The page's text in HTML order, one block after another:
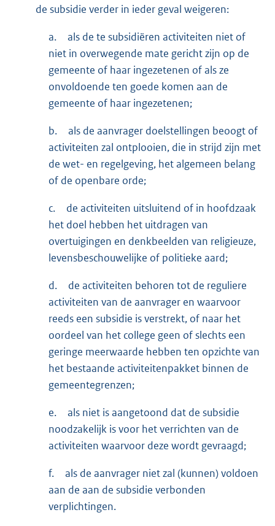
de subsidie verder in ieder geval weigeren:
a.
als de te subsidiëren activiteiten niet of
niet in overwegende mate gericht zijn op de
gemeente of haar ingezetenen of als ze
onvoldoende ten goede komen aan de
gemeente of haar ingezetenen;
b.
als de aanvrager doelstellingen beoogt of
activiteiten zal ontplooien, die in strijd zijn met
de wet- en regelgeving, het algemeen belang
of de openbare orde;
c.
de activiteiten uitsluitend of in hoofdzaak
het doel hebben het uitdragen van
overtuigingen en denkbeelden van religieuze,
levensbeschouwelijke of politieke aard;
d.
de activiteiten behoren tot de reguliere
activiteiten van de aanvrager en waarvoor
reeds een subsidie is verstrekt, of naar het
oordeel van het college geen of slechts een
geringe meerwaarde hebben ten opzichte van
het bestaande activiteitenpakket binnen de
gemeentegrenzen;
e.
als niet is aangetoond dat de subsidie
noodzakelijk is voor het verrichten van de
activiteiten waarvoor deze wordt gevraagd;
f.
als de aanvrager niet zal (kunnen) voldoen
aan de aan de subsidie verbonden
verplichtingen.